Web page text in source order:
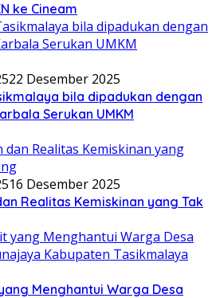
ke Cineam
22 Desember 2025
bila dipadukan dengan
Serukan UMKM
16 Desember 2025
Realitas Kemiskinan yang Tak
Menghantui Warga Desa